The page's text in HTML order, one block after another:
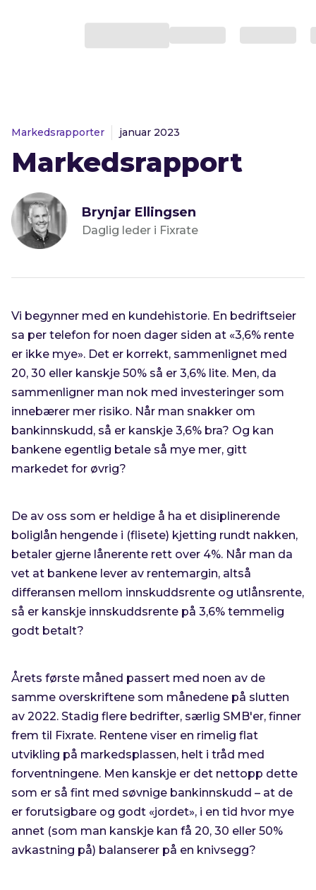
Markedsrapporter januar 2023
Markedsrapport
Brynjar Ellingsen
Daglig leder i Fixrate
Vi begynner med en kundehistorie. En bedriftseier
sa per telefon for noen dager siden at «3,6% rente
er ikke mye». Det er korrekt, sammenlignet med
20, 30 eller kanskje 50% så er 3,6% lite. Men, da
sammenligner man nok med investeringer som
innebærer mer risiko. Når man snakker om
bankinnskudd, så er kanskje 3,6% bra? Og kan
bankene egentlig betale så mye mer, gitt
markedet for øvrig?
De av oss som er heldige å ha et disiplinerende
boliglån hengende i (flisete) kjetting rundt nakken,
betaler gjerne lånerente rett over 4%. Når man da
vet at bankene lever av rentemargin, altså
differansen mellom innskuddsrente og utlånsrente,
så er kanskje innskuddsrente på 3,6% temmelig
godt betalt?
Årets første måned passert med noen av de
samme overskriftene som månedene på slutten
av 2022. Stadig flere bedrifter, særlig SMB'er, finner
frem til Fixrate. Rentene viser en rimelig flat
utvikling på markedsplassen, helt i tråd med
forventningene. Men kanskje er det nettopp dette
som er så fint med søvnige bankinnskudd – at de
er forutsigbare og godt «jordet», i en tid hvor mye
annet (som man kanskje kan få 20, 30 eller 50%
avkastning på) balanserer på en knivsegg?